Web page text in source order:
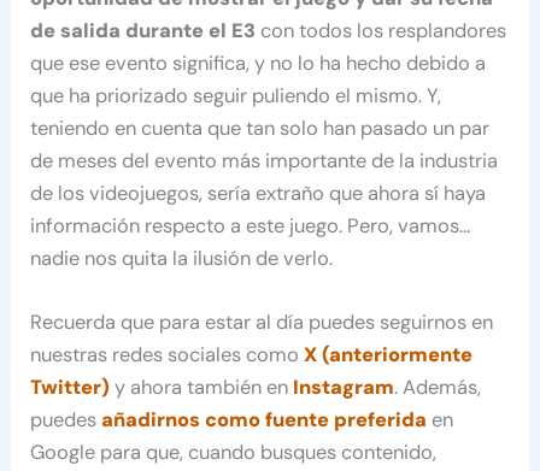
de salida durante el E3 con todos los resplandores
que ese evento significa, y no lo ha hecho debido a
que ha priorizado seguir puliendo el mismo. Y,
teniendo en cuenta que tan solo han pasado un par
de meses del evento más importante de la industria
de los videojuegos, sería extraño que ahora sí haya
información respecto a este juego. Pero, vamos…
nadie nos quita la ilusión de verlo.
Recuerda que para estar al día puedes seguirnos en
nuestras redes sociales comoX (anteriormente
Twitter) y ahora también en Instagram. Además,
puedesañadirnos como fuente preferida en
Google para que, cuando busques contenido,